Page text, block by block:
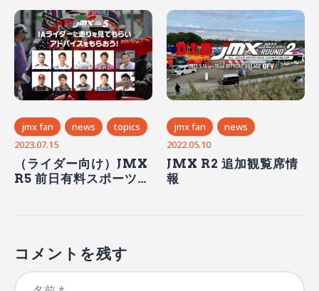
jmx fan news
topics
2023.07.15
（ライダー向け）JMX
R5 前日有料スポーツ走
jmx fan
news
2022.05.10
JMX R2 追加観覧席情
報
コメントを残す